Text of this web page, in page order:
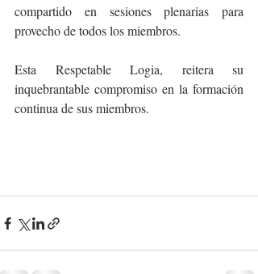
compartido en sesiones plenarias para
provecho de todos los miembros.
Esta Respetable Logia, reitera su
inquebrantable compromiso en la formación
continua de sus miembros.